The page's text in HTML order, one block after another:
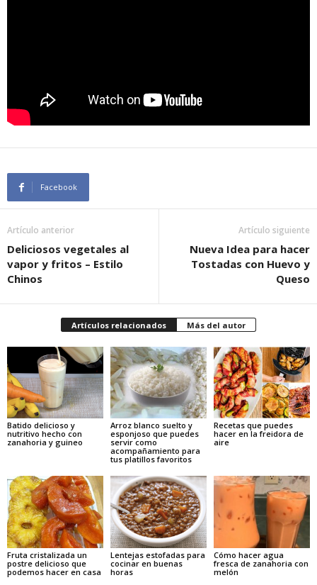
Facebook
Artículo anterior
Deliciosos vegetales al
vapor y fritos – Estilo
Chinos
Artículo siguiente
Nueva Idea para hacer
Tostadas con Huevo y
Queso
Artículos relacionados Más del autor
Batido delicioso y
nutritivo hecho con
zanahoria y guineo
Arroz blanco suelto y
esponjoso que puedes
servir como
acompañamiento para
tus platillos favoritos
Recetas que puedes
hacer en la freidora de
aire
Fruta cristalizada un
postre delicioso que
podemos hacer en casa
Lentejas estofadas para
cocinar en buenas
horas
Cómo hacer agua
fresca de zanahoria con
melón